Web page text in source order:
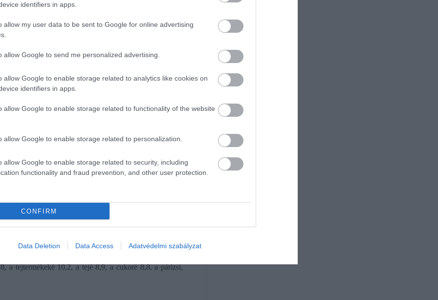
identifiers in apps.
allow my user data to be sent to Google for online advertising
allow Google to send me personalized advertising.
allow Google to enable storage related to analytics like cookies on
identifiers in apps.
allow Google to enable storage related to functionality of the website
allow Google to enable storage related to personalization.
allow Google to enable storage related to security, including
functionality and fraud prevention, and other user protection.
CONFIRM
Data Deletion Data Access Adatvédelmi szabályzat
versenyszférában a fizetések miatt
haladták meg az egy évvel korábbiakat - írta
legutóbbi
októberhez viszonyítva (a vendéglátási szolgáltatások
a tejtermékeké 10,2, a tejé 8,9, a cukoré 8,8, a párizsi,